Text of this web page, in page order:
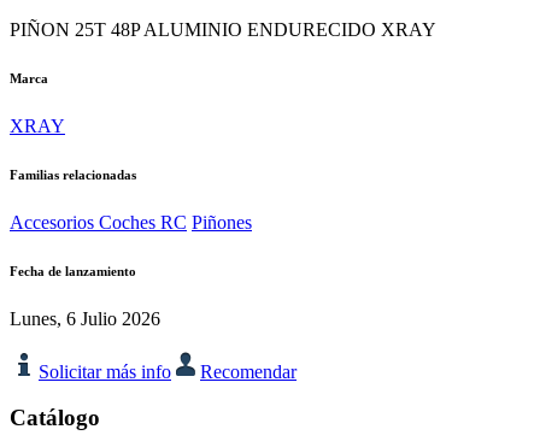
PIÑON 25T 48P ALUMINIO ENDURECIDO XRAY
Marca
XRAY
Familias relacionadas
Accesorios Coches RC Piñones
Fecha de lanzamiento
Lunes, 6 Julio 2026
Solicitar más info Recomendar
Catálogo